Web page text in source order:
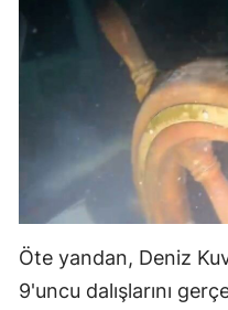
Öte yandan, Deniz
9'uncu dalışlarını